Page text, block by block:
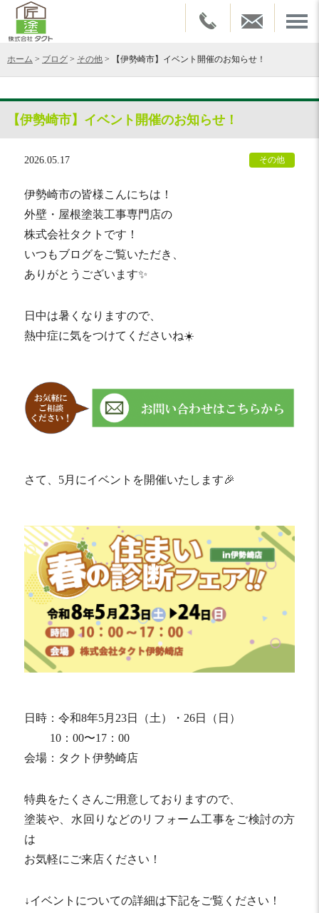
ホーム > ブログ > その他 > 【伊勢崎市】イベント開催のお知らせ！
【伊勢崎市】イベント開催のお知らせ！
2026.05.17 その他
伊勢崎市の皆様こんにちは！
外壁・屋根塗装工事専門店の
株式会社タクトです！
いつもブログをご覧いただき、
ありがとうございます✨
日中は暑くなりますので、
熱中症に気をつけてくださいね☀️
さて、5月にイベントを開催いたします🎉
日時：令和8年5月23日（土）・26日（日）
10：00〜17：00
会場：タクト伊勢崎店
特典をたくさんご用意しておりますので、
塗装や、水回りなどのリフォーム工事をご検討の方
は
お気軽にご来店ください！
↓イベントについての詳細は下記をご覧ください！